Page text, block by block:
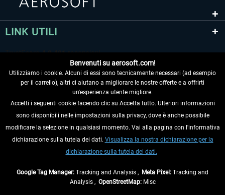
LINK UTILI
RECEDERE DAL CONTRATTO
INFORMAZIONI
Benvenuti su aerosoft.com!
Utilizziamo i cookie. Alcuni di essi sono tecnicamente necessari (ad esempio
per il carrello), altri ci aiutano a migliorare le nostre offerte e a offrirti
un'esperienza utente migliore.
Accetti i seguenti cookie facendo clic su Accetta tutto. Ulteriori informazioni
sono disponibili nelle impostazioni sulla privacy, dove è anche possibile
modificare la selezione in qualsiasi momento. Vai alla pagina con l'informativa
dichiarazione sulla tutela dei dati. Visualizza la nostra dichiarazione per la
dichiarazione sulla tutela dei dati.
Google Tag Manager: Tracking and Analysis , Meta Pixel: Tracking and
Analysis , OpenStreetMap:Misc